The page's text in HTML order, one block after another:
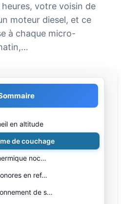
votre voisin de
moteur diesel, et ce
à chaque micro-
en altitude
de couchage
noc…
en ref…
de s…